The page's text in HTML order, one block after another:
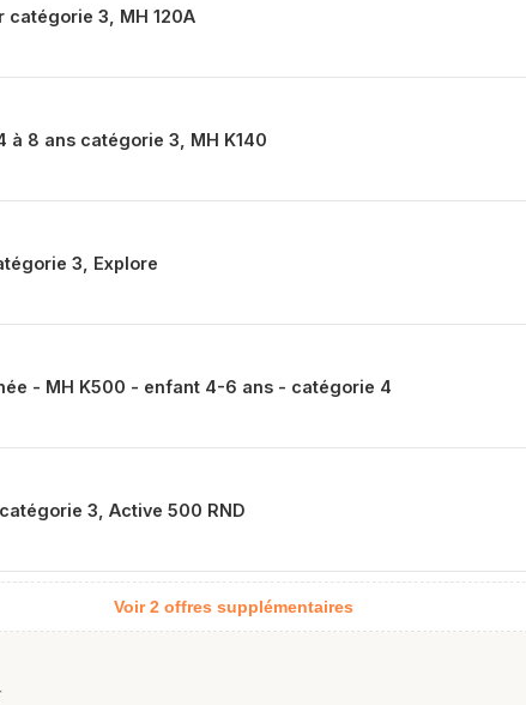
catégorie 3, MH 120A
à 8 ans catégorie 3, MH K140
3, Explore
- MH K500 - enfant 4-6 ans - catégorie 4
3, Active 500 RND
Voir 2 offres supplémentaires